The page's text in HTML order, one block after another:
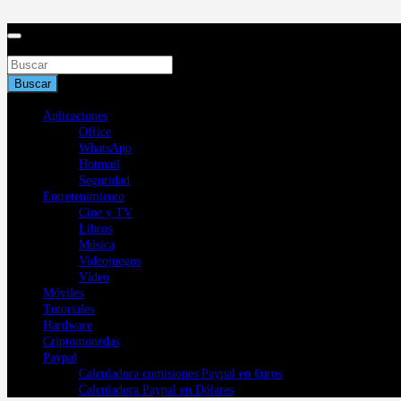
al
Buscar
Aplicaciones
Office
WhatsApp
Hotmail
Seguridad
Entretenimiento
Cine y TV
Libros
Música
Videojuegos
Vídeo
Móviles
Tutoriales
Hardware
Criptomonedas
Paypal
Calculadora comisiones Paypal en €uros
Calculadora Paypal en Dólares